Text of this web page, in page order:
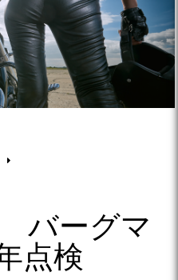
バーグマ
点検